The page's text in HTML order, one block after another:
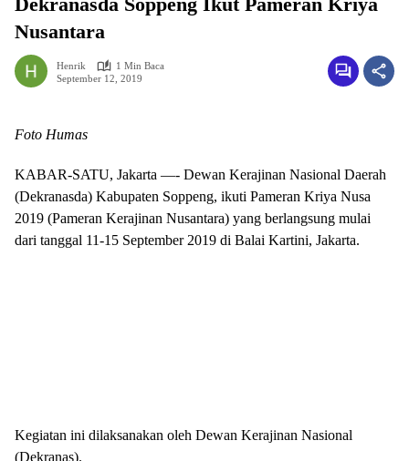
Nusantara
Henrik
1 Min Baca
September 12, 2019
Foto Humas
KABAR-SATU, Jakarta —- Dewan Kerajinan Nasional Daerah
(Dekranasda) Kabupaten Soppeng, ikuti Pameran Kriya Nusa
2019 (Pameran Kerajinan Nusantara) yang berlangsung mulai
dari tanggal 11-15 September 2019 di Balai Kartini, Jakarta.
Kegiatan ini dilaksanakan oleh Dewan Kerajinan Nasional
(Dekranas).